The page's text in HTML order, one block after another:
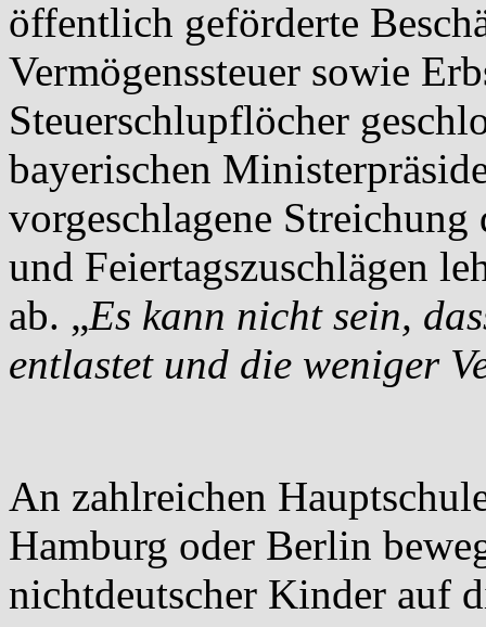
öffentlich geförderte
Vermögenssteuer sowie
Steuerschlupflöcher
bayerischen
vorgeschlagene
und Feiertagszuschlägen
ab. „Es kann nicht sein,
entlastet und die weniger
An zahlreichen
Hamburg oder Berlin
nichtdeutscher Kinder auf